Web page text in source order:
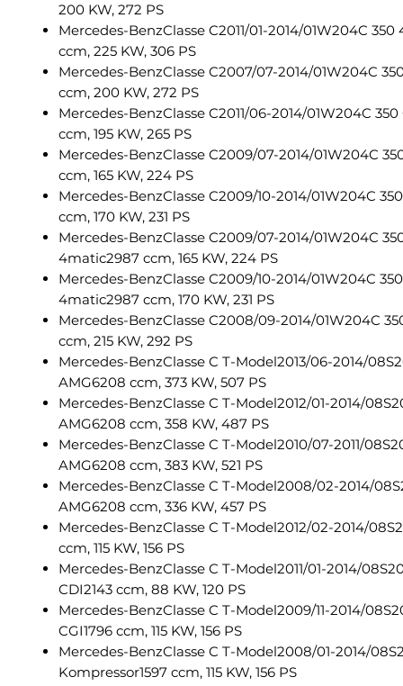
200 KW, 272 PS
Mercedes-BenzClasse C2011/01-2014/01W204C
ccm, 225 KW, 306 PS
Mercedes-BenzClasse C2007/07-2014/01W204C
ccm, 200 KW, 272 PS
Mercedes-BenzClasse C2011/06-2014/01W204C
ccm, 195 KW, 265 PS
Mercedes-BenzClasse C2009/07-2014/01W204C
ccm, 165 KW, 224 PS
Mercedes-BenzClasse C2009/10-2014/01W204C
ccm, 170 KW, 231 PS
Mercedes-BenzClasse C2009/07-2014/01W204C
4matic2987 ccm, 165 KW, 224 PS
Mercedes-BenzClasse C2009/10-2014/01W204C
4matic2987 ccm, 170 KW, 231 PS
Mercedes-BenzClasse C2008/09-2014/01W204C
ccm, 215 KW, 292 PS
Mercedes-BenzClasse C T-Model2013/06-2014/
AMG6208 ccm, 373 KW, 507 PS
Mercedes-BenzClasse C T-Model2012/01-2014/
AMG6208 ccm, 358 KW, 487 PS
Mercedes-BenzClasse C T-Model2010/07-2011/
AMG6208 ccm, 383 KW, 521 PS
Mercedes-BenzClasse C T-Model2008/02-2014/
AMG6208 ccm, 336 KW, 457 PS
Mercedes-BenzClasse C T-Model2012/02-2014/
ccm, 115 KW, 156 PS
Mercedes-BenzClasse C T-Model2011/01-2014/
CDI2143 ccm, 88 KW, 120 PS
Mercedes-BenzClasse C T-Model2009/11-2014/
CGI1796 ccm, 115 KW, 156 PS
Mercedes-BenzClasse C T-Model2008/01-2014/
Kompressor1597 ccm, 115 KW, 156 PS